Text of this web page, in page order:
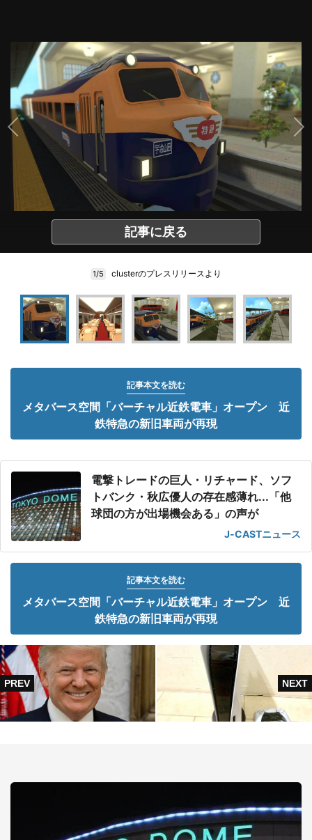
記事に戻る
1/5 clusterのプレスリリースより
記事本文を読む
メタバース空間「バーチャル近鉄電車」オープン 近
鉄特急の新旧車両が再現
電撃トレードの巨人・リチャード、ソフ
トバンク・秋広優人の存在感薄れ...「他
球団の方が出場機会ある」の声が
J-CASTニュース
記事本文を読む
メタバース空間「バーチャル近鉄電車」オープン 近
鉄特急の新旧車両が再現